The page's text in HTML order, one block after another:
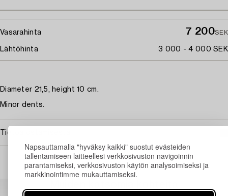
Napsauttamalla "hyväksy kaikki" suostut evästeiden
tallentamiseen laitteellesi verkkosivuston navigoinnin
parantamiseksi, verkkosivuston käytön analysoimiseksi ja
markkinointimme mukauttamiseksi.
Vasarahinta 7 200SEK
Lähtöhinta 3 000 - 4 000 SEK
Diameter 21,5, height 10 cm.
Minor dents.
Tietoa ostamisesta